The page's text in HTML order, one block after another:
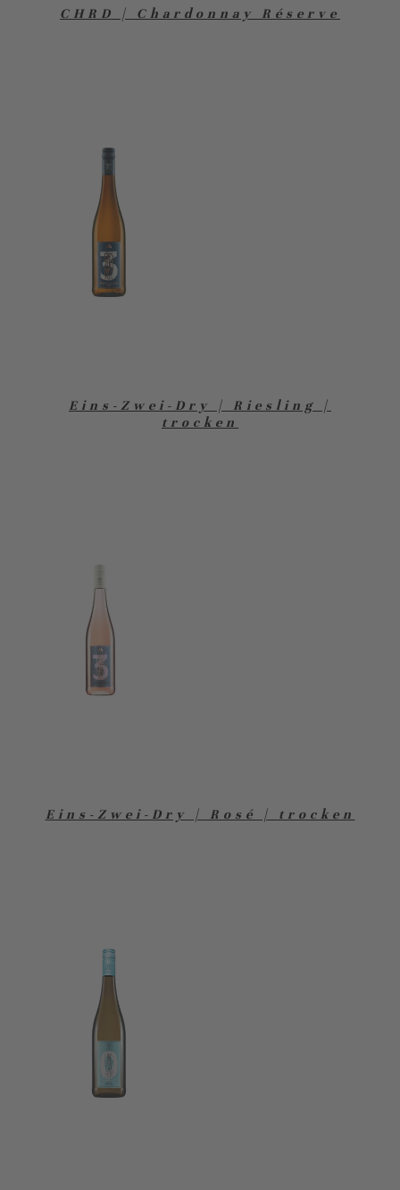
CHRD | Chardonnay Réserve
Eins-Zwei-Dry | Riesling |
trocken
Eins-Zwei-Dry | Rosé | trocken